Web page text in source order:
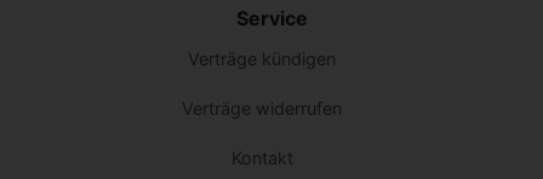
Service
Verträge kündigen
Verträge widerrufen
Kontakt